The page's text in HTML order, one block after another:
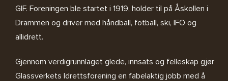
GIF. Foreningen ble startet i 1919, holder til på Åskollen i
Drammen og driver med håndball, fotball, ski, IFO og
allidrett.
Gjennom verdigrunnlaget glede, innsats og felleskap gjør
Glassverkets Idrettsforening en fabelaktig jobb med å